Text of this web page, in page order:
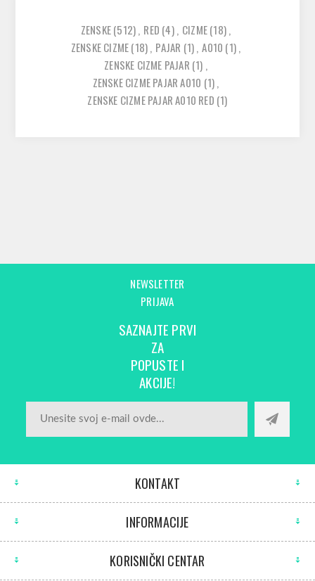
ZENSKE(512), RED (4), CIZME(18),
ZENSKE CIZME(18), PAJAR (1), A010 (1),
ZENSKE CIZME PAJAR (1) ,
ZENSKE CIZME PAJAR A010 (1),
ZENSKE CIZME PAJAR A010 RED (1)
NEWSLETTER
PRIJAVA
SAZNAJTE PRVI
ZA
POPUSTE I
AKCIJE!
KONTAKT
INFORMACIJE
KORISNIČKI CENTAR